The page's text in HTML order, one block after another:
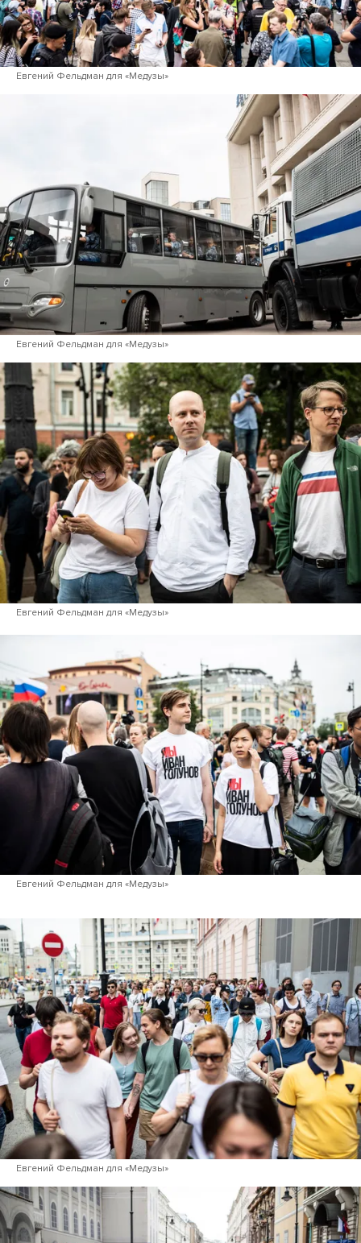
Евгений Фельдман для «Медузы»
Евгений Фельдман для «Медузы»
Евгений Фельдман для «Медузы»
Евгений Фельдман для «Медузы»
Евгений Фельдман для «Медузы»